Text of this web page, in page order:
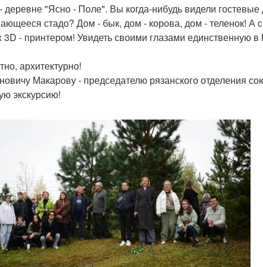
"Ясно - Поле". Вы когда-нибудь видели гостевые
стадо? Дом - бык, дом - корова, дом - теленок! А
- принтером! Увидеть своими глазами единственную в
архитектурно!
Макарову - председателю рязанского отделения
экскурсию!